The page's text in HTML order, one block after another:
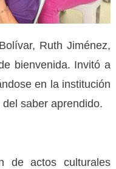
Ruth Jiménez,
bienvenida. Invitó a
en la institución
saber aprendido.
de actos culturales